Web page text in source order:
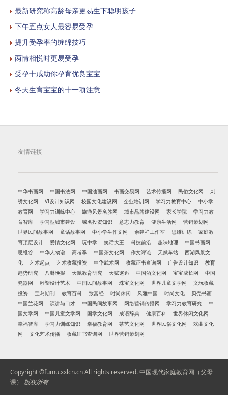
最新研究称高龄母亲更易生下聪明孩子
下午五点女人最容易受孕
提升受孕率的缠绵技巧
两情相悦时更易受孕
受孕十戒助你孕育优良宝宝
冬天生育宝宝的十一项注意
友情链接
中华书画网 中国书法网 中国油画网 书画交易网 艺术传播网 民俗文化网
刺
绣文化网
VI设计知识网 校园文化建设网 企业培训网 学习力教育中心
中小学
教育网
学习力训练中心 旅游风景名胜网 城市品牌建设网 家长学院
学习力教
育智库
学习型城市建设 域名投资知识 意志力教育 健康生活网
营销策划网
世界民间故事网
童话故事网 中小学生作文网 余建祥工作室 思维训练
家庭教
育顶层设计
爱情文化网 玩中学 笑话大王 科技前沿 趣味地理
中国书画网
思维谷
中华人物谱 高考季 中国茶文化网 作文评论 天赋车站
西湖风景文
化
艺术起点 艺术收藏投资 中华武术网 收藏证书查询网 广告设计知识
教育
趋势研究
八卦晚报 天赋教育研究 天赋邂逅 中国酒文化网 宝宝成长网
中国
瓷器网
雕塑设计艺术 中国民间故事网 珠宝文化网 世界儿童文学网
文玩收藏
投资
宝岛期刊 教育百科 致富经 时尚休闲 风雅中国 时尚文化
贝壳书画
中国兰花网
演讲与口才 中国民间故事网 网络营销传播网 学习力教育研究
中
国文学网
中国儿童文学网 国学文化网 成语辞典 健康百科
世界休闲文化网
幸福智库
学习力训练知识 幸福教育网 茶艺文化网 世界民俗文化网
戏曲文化
网
文化艺术传播 收藏证书查询网 世界营销策划网
Copyright ©fumu.xxlcn.cn All rights reserved.中国现代家庭教育网（父母
课）
版权所有